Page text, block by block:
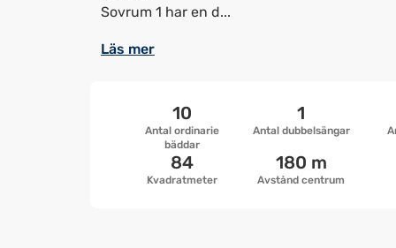
Sovrum 1 har en d...
Läs mer
Antal ordinarie
bäddar
10
Antal dubbelsängar
1
Kvadratmeter
84
Avstånd centrum
180 m